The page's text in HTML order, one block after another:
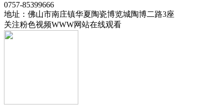
0757-85399666
地址：佛山市南庄镇华夏陶瓷博览城陶博二路3座
关注粉色视频WWW网站在线观看